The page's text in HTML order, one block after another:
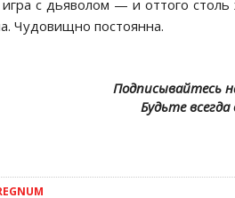
игра с дьяволом — и оттого
Чудовищно постоянна.
Подписывайтесь
Будьте